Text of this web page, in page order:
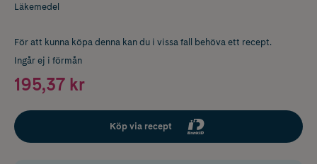
Läkemedel
För att kunna köpa denna kan du i vissa fall behöva ett recept.
Ingår ej i förmån
195,37 kr
Köp via recept